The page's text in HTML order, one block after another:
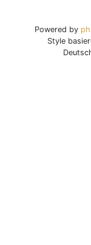
Powered by
Style